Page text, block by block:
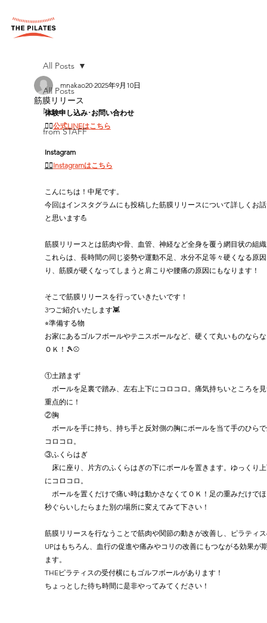
All Posts
News
from STAFF
All Posts
筋膜リリース
mnakao20 2025年9月10日
体験申し込み･お問い合わせ
👉🏻公式LINEはこちら
Instagram
👉🏻Instagramはこちら
こんにちは！中尾です。
今回はインスタグラムにも投稿した筋膜リリースについて詳しくお
と思います💪
筋膜リリースとは筋肉や骨、血管、神経など全身を覆う網目状の組
これらは、長時間の同じ姿勢や運動不足、水分不足等々硬くなる原
り、筋膜が硬くなってしまうと肩こりや腰痛の原因にもなります！
そこで筋膜リリースを行っていきたいです！
3つご紹介いたします👾
⭐︎準備する物
お家にあるゴルフボールやテニスボールなど、硬くて丸いものなら
ＯＫ！🎾⚾️
①土踏まず
ボールを足裏で踏み、左右上下にコロコロ。痛気持ちいところを
重点的に！
②胸
ボールを手に持ち、持ち手と反対側の胸にボールを当て手のひら
コロコロ。
③ふくらはぎ
床に座り、片方のふくらはぎの下にボールを置きます。ゆっくり
にコロコロ。
ボールを置くだけで痛い時は動かさなくてＯＫ！足の重みだけで
秒ぐらいしたらまた別の場所に変えてみて下さい！
筋膜リリースを行なうことで筋肉や関節の動きが改善し、ピラティ
UPはもちろん、血行の促進や痛みやコリの改善にもつながる効果が
ます。
THEピラティスの受付横にもゴルフボールがあります！
ちょっとした待ち時間に是非やってみてください！